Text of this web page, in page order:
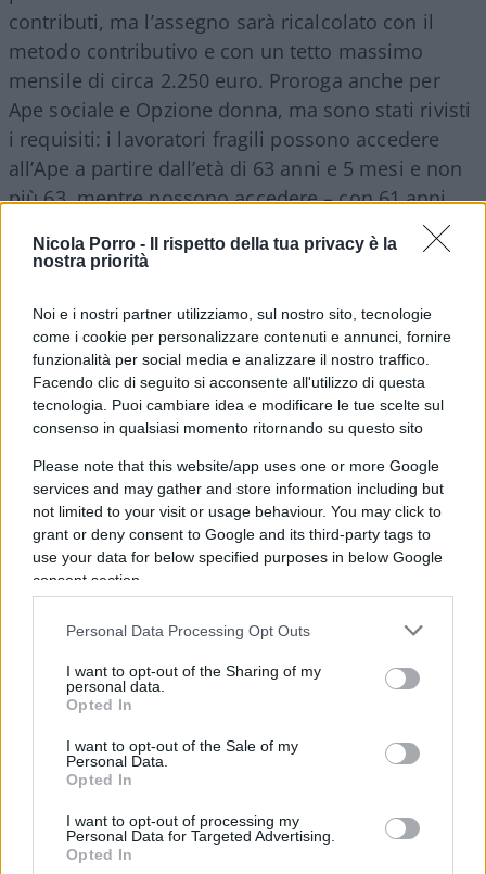
Nicola Porro -
Il rispetto della tua privacy è la
nostra priorità
Noi e i nostri partner utilizziamo, sul nostro sito, tecnologie
come i cookie per personalizzare contenuti e annunci, fornire
funzionalità per social media e analizzare il nostro traffico.
Facendo clic di seguito si acconsente all'utilizzo di questa
tecnologia. Puoi cambiare idea e modificare le tue scelte sul
consenso in qualsiasi momento ritornando su questo sito
Please note that this website/app uses one or more Google
services and may gather and store information including but
not limited to your visit or usage behaviour. You may click to
grant or deny consent to Google and its third-party tags to
use your data for below specified purposes in below Google
consent section.
Personal Data Processing Opt Outs
I want to opt-out of the Sharing of my
personal data.
Opted In
I want to opt-out of the Sale of my
Personal Data.
Opted In
I want to opt-out of processing my
Personal Data for Targeted Advertising.
Opted In
contributi, ma l’assegno sarà ricalcolato con il
metodo contributivo e con un tetto massimo
mensile di circa 2.250 euro. Proroga anche per
Ape sociale e Opzione donna, ma sono stati rivisti
i requisiti: i lavoratori fragili possono accedere
all’Ape a partire dall’età di 63 anni e 5 mesi e non
più 63, mentre possono accedere – con 61 anni
d’età – a Opzione donna solo caregivers, invalide,
licenziate o dipendenti di aziende in crisi.
personale sanitario, degli enti locali, degli uffici
giudiziari e dei maestri: salvi i diritti acquisiti al 31
dicembre 2023 e non saranno toccate le pensioni
di vecchiaia
Il superbonus
Capitolo a parte merita ilsuperbonus.
L’intervento sul bonus edilizio al 110 per cento
è stato previsto un provvedimento ad hoc. Il
superbonus nel 2024 scende al 70 per cento
mentre nel 2025 al 65 per cento. Prevista una
2023, mentre per i redditi più bassi – Isee sotto i
15 mila euro e con il 60 per cento dei lavori
raggiunto entro il 31 dicembre – il Fondo di
povertà compenserà la differenza tra il 70% di